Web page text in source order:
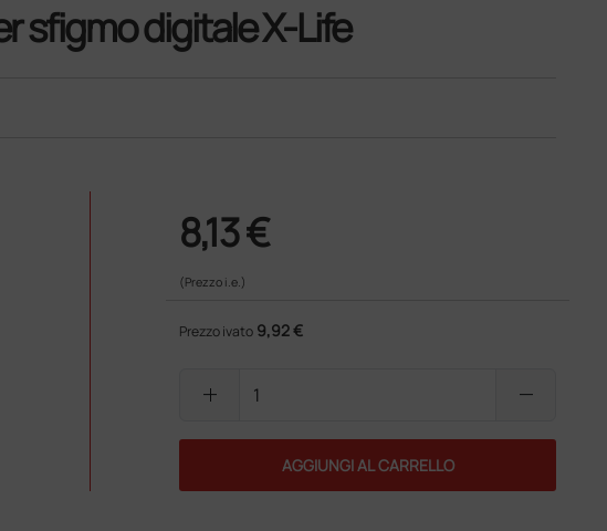
sfigmo digitale X-Life
8,13 €
(Prezzo i.e.)
Prezzo ivato 9,92 €
add remove
AGGIUNGI AL CARRELLO